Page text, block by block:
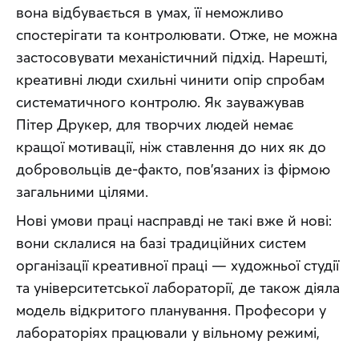
вона відбувається в умах, її неможливо
спостерігати та контролювати. Отже, не можна
застосовувати механістичний підхід. Нарешті,
креативні люди схильні чинити опір спробам
систематичного контролю. Як зауважував
Пітер Друкер, для творчих людей немає
кращої мотивації, ніж ставлення до них як до
добровольців де-факто, пов’язаних із фірмою
загальними цілями.
Нові умови праці насправді не такі вже й нові:
вони склалися на базі традиційних систем
організації креативної праці — художньої студії
та університетської лабораторії, де також діяла
модель відкритого планування. Професори у
лабораторіях працювали у вільному режимі,